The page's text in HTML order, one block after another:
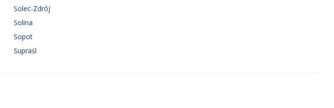
Solec-Zdrój
Solina
Sopot
Supraśl